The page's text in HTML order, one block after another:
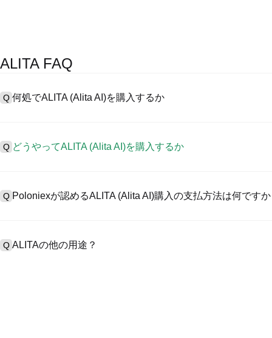
ALITA FAQ
Q 何処でALITA (Alita AI)を購入するか
ユーザーに向けるインターフェース、高質・多様な取引ツールを
引を認め、競争力のある取引手数料を用意しています。
1、アカウント作成とKYC検証完了。
2、アカウントに法定通貨・暗号資産入金。
Q どうやってALITA (Alita AI)を購入するか
資産の取引をスタートしましょう。
Q Poloniexが認めるALITA (Alita AI)購入の支払方法は何です
1）クレジット/デビットカード（ビザやマスターカードなど）で
2）P2P取引でほかのユーザーからUSDT購入、カストーディアル
Q ALITAの他の用途？